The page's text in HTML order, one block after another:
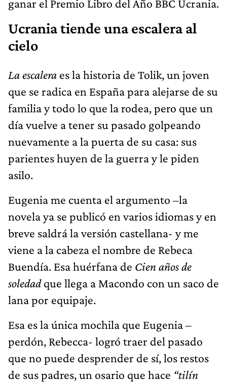
ganar el Premio Libro del Año BBC Ucrania.
Ucrania tiende una escalera al
cielo
La escalera es la historia de Tolik, un joven
que se radica en España para alejarse de su
familia y todo lo que la rodea, pero que un
día vuelve a tener su pasado golpeando
nuevamente a la puerta de su casa: sus
parientes huyen de la guerra y le piden
asilo.
Eugenia me cuenta el argumento –la
novela ya se publicó en varios idiomas y en
breve saldrá la versión castellana- y me
viene a la cabeza el nombre de Rebeca
Buendía. Esa huérfana de Cien años de
soledadque llega a Macondo con un saco de
lana por equipaje.
Esa es la única mochila que Eugenia –
perdón, Rebecca- logró traer del pasado
que no puede desprender de sí, los restos
de sus padres, un osario que hace “tilín